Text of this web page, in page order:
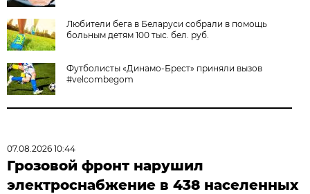
Любители бега в Беларуси собрали в помощь
больным детям 100 тыс. бел. руб.
Футболисты «Динамо-Брест» приняли вызов
#velcombegom
07.08.2026 10:44
Грозовой фронт нарушил
электроснабжение в 438 населенных